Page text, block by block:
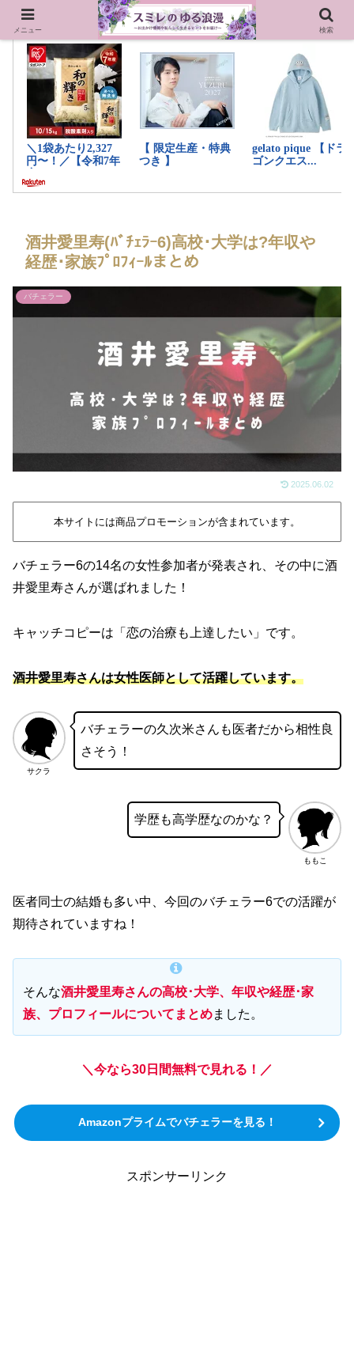
酒井愛里寿(ﾊﾞﾁｪﾗｰ6)高校･大学は?年収や
経歴･家族ﾌﾟﾛﾌｨｰﾙまとめ
バチェラー
2025.06.02
本サイトには商品プロモーションが含まれています。
バチェラー6の14名の女性参加者が発表され、その中に酒
井愛里寿さんが選ばれました！
キャッチコピーは「恋の治療も上達したい」です。
酒井愛里寿さんは女性医師として活躍しています。
サクラ
バチェラーの久次米さんも医者だから相性良
さそう！
ももこ
学歴も高学歴なのかな？
医者同士の結婚も多い中、今回のバチェラー6での活躍が
期待されていますね！
そんな酒井愛里寿さんの高校･大学、年収や経歴･家
族、プロフィールについてまとめました。
＼今なら30日間無料で見れる！／
Amazonプライムでバチェラーを見る！
スポンサーリンク
メニュー 検索